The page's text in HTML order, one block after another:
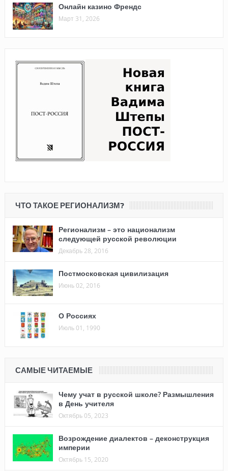
Онлайн казино Френдс
Март 31, 2026
ЧТО ТАКОЕ РЕГИОНАЛИЗМ?
Регионализм – это национализм
следующей русской революции
Декабрь 28, 2016
Постмосковская цивилизация
Июнь 02, 2016
О Россиях
Июль 01, 1990
САМЫЕ ЧИТАЕМЫЕ
Чему учат в русской школе? Размышления
в День учителя
Октябрь 05, 2023
Возрождение диалектов – деконструкция
империи
Октябрь 15, 2020